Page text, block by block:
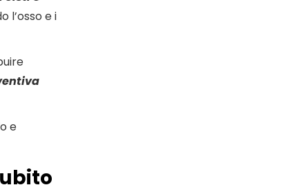
l’osso e i
e